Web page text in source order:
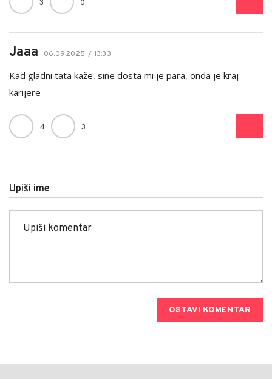
3 0
Jaaa 06.09.2025. / 13:33
Kad gladni tata kaže, sine dosta mi je para, onda je kraj
karijere
4 3
Upiši ime
OSTAVI KOMENTAR